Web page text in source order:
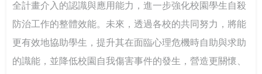
全計畫介入的認識與應用能力，進一步強化校園學生自殺
防治工作的整體效能。未來，透過各校的共同努力，將能
更有效地協助學生，提升其在面臨心理危機時自助與求助
的識能，並降低校園自我傷害事件的發生，營造更關懷、